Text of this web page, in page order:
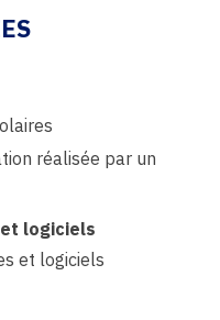
réalisée par un
logiciels
et logiciels